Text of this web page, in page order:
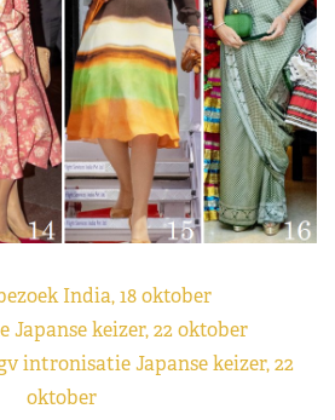
India, 18 oktober
keizer, 22 oktober
intronisatie Japanse keizer, 22
oktober